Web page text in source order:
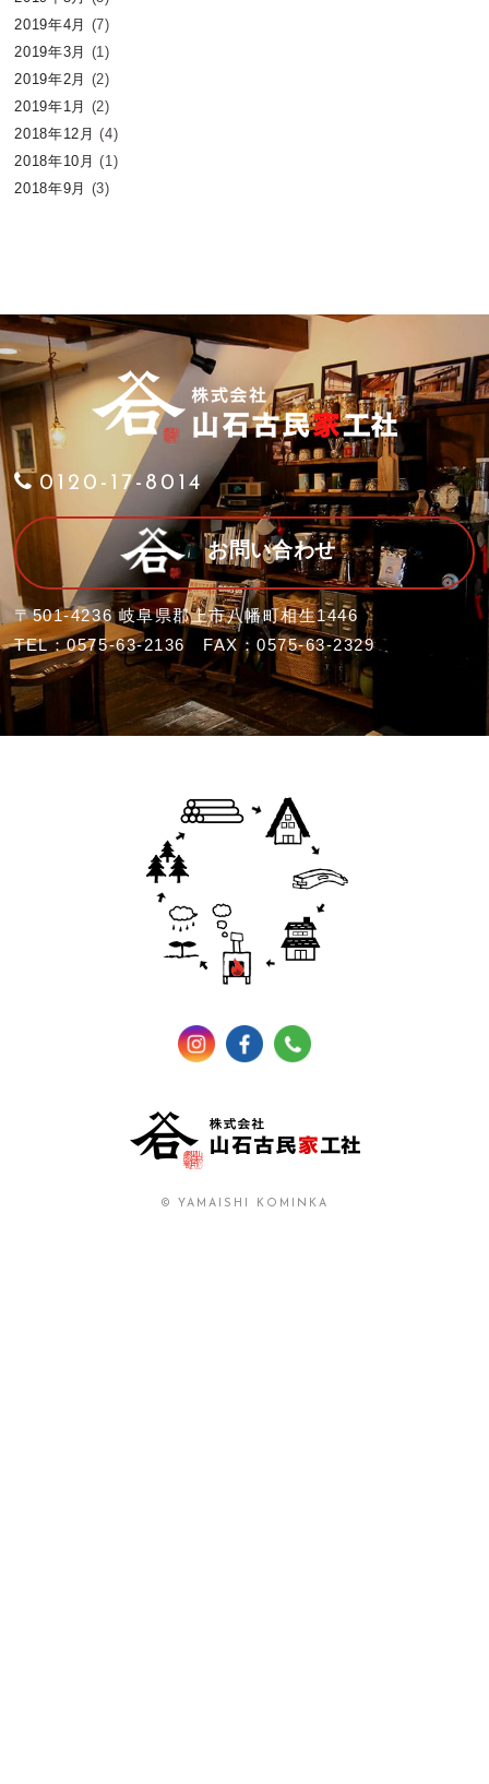
2019年4月 (7)
2019年3月 (1)
2019年2月 (2)
2019年1月 (2)
2018年12月 (4)
2018年10月 (1)
2018年9月 (3)
0120-17-8014
お問い合わせ
〒501-4236 岐阜県郡上市八幡町相生1446
TEL：0575-63-2136 FAX：0575-63-2329
© YAMAISHI KOMINKA